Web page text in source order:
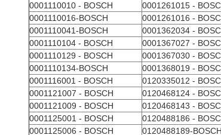
0001110010 - BOSCH
0001261015 -
0001110016-BOSCH
0001261016 -
0001110041-BOSCH
0001362034 -
0001110104 - BOSCH
0001367027 -
0001110129 - BOSCH
0001367030 -
0001110134-BOSCH
0001368019 -
0001116001 - BOSCH
0120335012 -
0001121007 - BOSCH
0120468124 -
0001121009 - BOSCH
0120468143 -
0001125001 - BOSCH
0120488186 -
0001125006 - BOSCH
0120488189-BOSCH